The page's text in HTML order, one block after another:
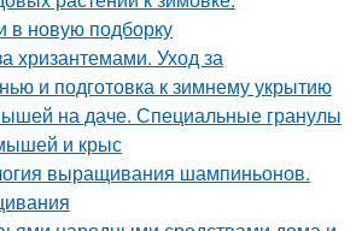
в новую подборку
хризантемами. Уход за
и подготовка к зимнему укрытию
на даче. Специальные гранулы
и крыс
выращивания шампиньонов.